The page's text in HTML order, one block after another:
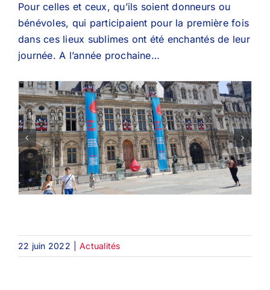
Pour celles et ceux, qu’ils soient donneurs ou
bénévoles, qui participaient pour la première fois
dans ces lieux sublimes ont été enchantés de leur
journée. A l’année prochaine…
22 juin 2022 Actualités